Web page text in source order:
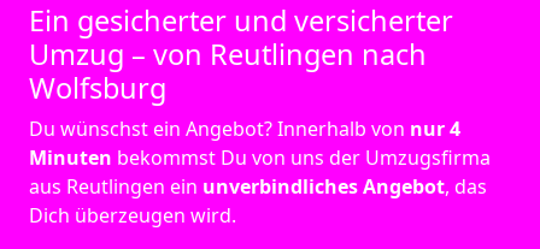
Ein gesicherter und versicherter
Umzug – von Reutlingen nach
Wolfsburg
Du wünschst ein Angebot? Innerhalb von nur 4
Minuten bekommst Du von uns der Umzugsfirma
aus Reutlingen ein unverbindliches Angebot, das
Dich überzeugen wird.